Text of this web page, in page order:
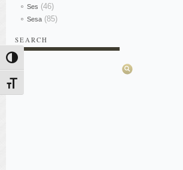
Alternar alto contraste
Alternar tamanho da fonte
Ses (46)
Sesa (85)
SEARCH
Pesquisar